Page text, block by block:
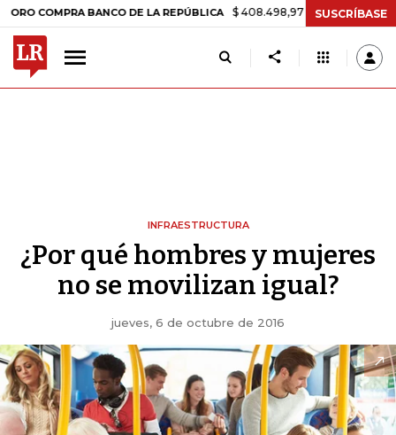
BANCO DE LA REPÚBLICA $ 408.498,97 +$ 8.753,81 +2,19%
SUSCRÍBASE
INFRAESTRUCTURA
¿Por qué hombres y mujeres
no se movilizan igual?
jueves, 6 de octubre de 2016